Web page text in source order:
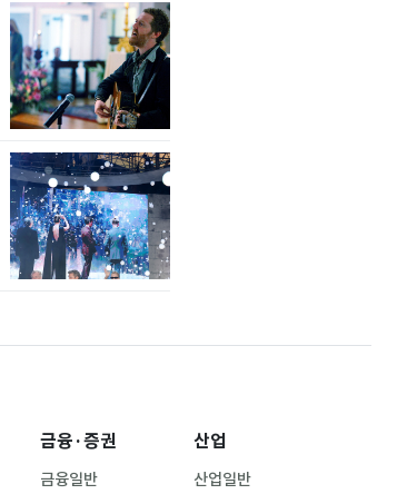
금융·증권
금융일반
산업
산업일반